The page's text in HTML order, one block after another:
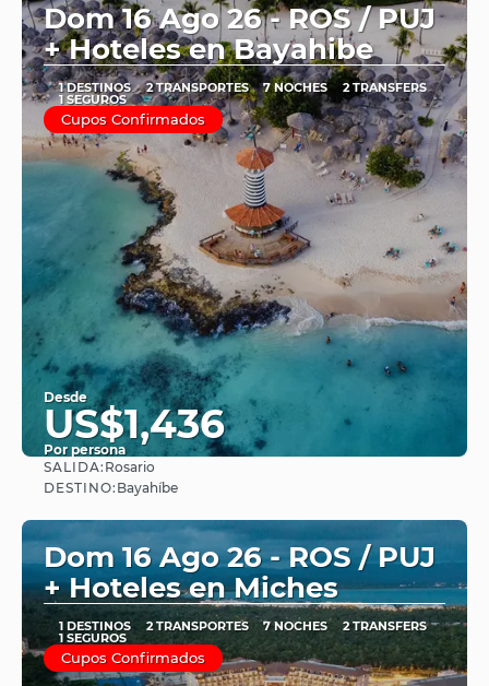
Dom 16 Ago 26 - ROS / PUJ
+ Hoteles en Bayahibe
1 DESTINOS 2 TRANSPORTES 7 NOCHES 2 TRANSFERS
1 SEGUROS
Cupos Confirmados
Desde
US$1,436
Por persona
SALIDA: Rosario
DESTINO: Bayahíbe
Dom 16 Ago 26 - ROS / PUJ
+ Hoteles en Miches
1 DESTINOS 2 TRANSPORTES 7 NOCHES 2 TRANSFERS
1 SEGUROS
Cupos Confirmados